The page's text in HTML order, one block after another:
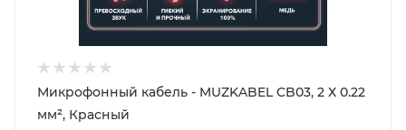
Микрофонный кабель - MUZKABEL CB03, 2 Х 0.22
мм², Красный